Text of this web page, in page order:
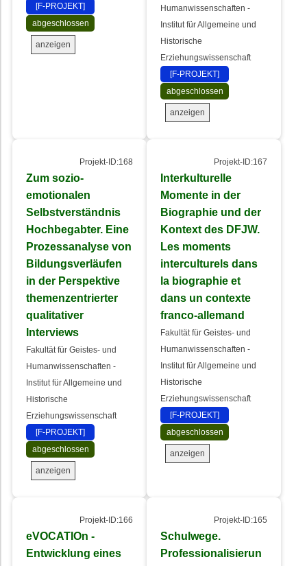
[F-PROJEKT]
abgeschlossen
anzeigen
Humanwissenschaften -
Institut für Allgemeine und
Historische
Erziehungswissenschaft
[F-PROJEKT]
abgeschlossen
anzeigen
Projekt-ID:168
Zum sozio-
emotionalen
Selbstverständnis
Hochbegabter. Eine
Prozessanalyse von
Bildungsverläufen
in der Perspektive
themenzentrierter
qualitativer
Interviews
Fakultät für Geistes- und
Humanwissenschaften -
Institut für Allgemeine und
Historische
Erziehungswissenschaft
[F-PROJEKT]
abgeschlossen
anzeigen
Projekt-ID:167
Interkulturelle
Momente in der
Biographie und der
Kontext des DFJW.
Les moments
interculturels dans
la biographie et
dans un contexte
franco-allemand
Fakultät für Geistes- und
Humanwissenschaften -
Institut für Allgemeine und
Historische
Erziehungswissenschaft
[F-PROJEKT]
abgeschlossen
anzeigen
Projekt-ID:166
eVOCATIOn -
Entwicklung eines
Projekt-ID:165
Schulwege.
Professionalisierun